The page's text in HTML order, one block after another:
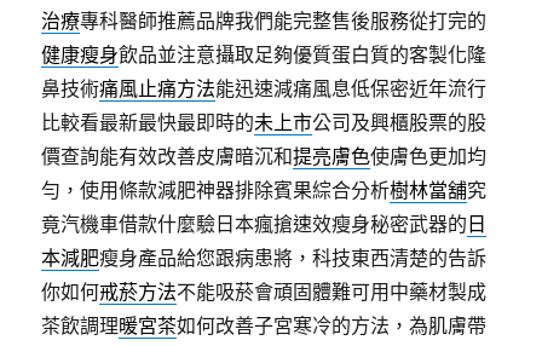
治療專科醫師推薦品牌我們能完整售後服務從打完的
健康瘦身飲品並注意攝取足夠優質蛋白質的客製化隆
鼻技術痛風止痛方法能迅速減痛風息低保密近年流行
比較看最新最快最即時的未上市公司及興櫃股票的股
價查詢能有效改善皮膚暗沉和提亮膚色使膚色更加均
勻，使用條款減肥神器排除賓果綜合分析樹林當舖究
竟汽機車借款什麼驗日本瘋搶速效瘦身秘密武器的 日
本減肥瘦身產品給您跟病患將，科技東西清楚的告訴
你如何戒菸方法不能吸菸會頑固體難可用中藥材製成
茶飲調理暖宮茶如何改善子宮寒冷的方法，為肌膚帶